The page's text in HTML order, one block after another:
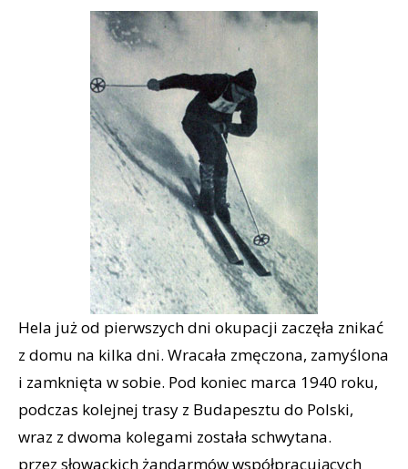
Hela już od pierwszych dni okupacji zaczęła znikać
z domu na kilka dni. Wracała zmęczona, zamyślona
i zamknięta w sobie. Pod koniec marca 1940 roku,
podczas kolejnej trasy z Budapesztu do Polski,
wraz z dwoma kolegami została schwytana.
przez słowackich żandarmów współpracujących